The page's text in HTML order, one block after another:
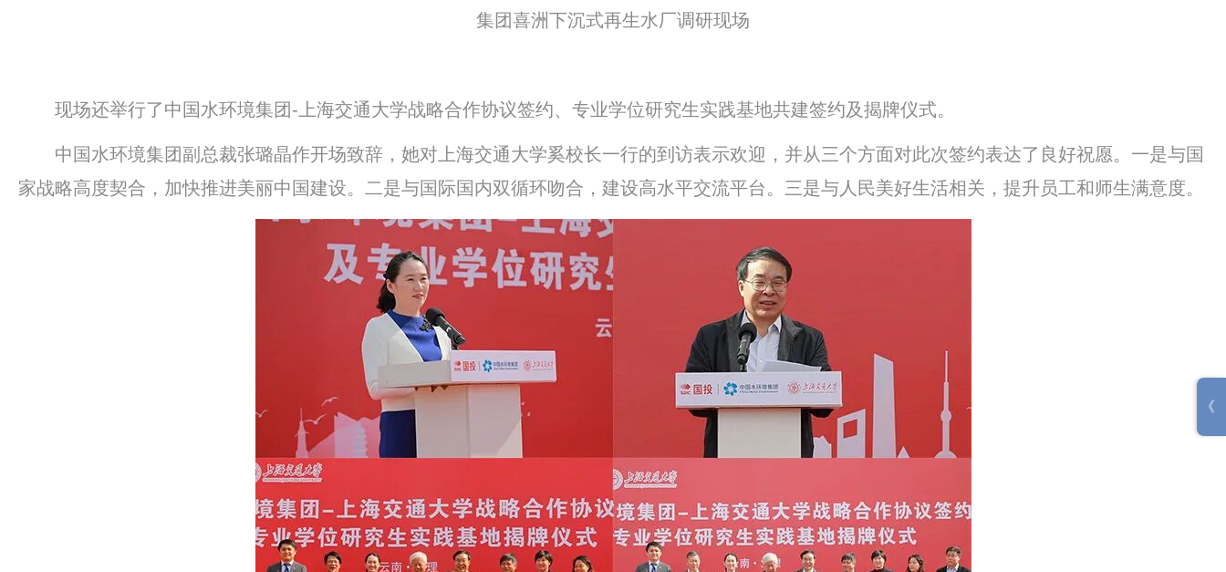
集团喜洲下沉式再生水厂调研现场
现场还举行了中国水环境集团-上海交通大学战略合作协议签约、专业学位研究生实践基地共建签约及揭牌仪式。
中国水环境集团副总裁张璐晶作开场致辞，她对上海交通大学奚校长一行的到访表示欢迎，并从三个方面对此次签约表达了良好祝愿。一是与国
家战略高度契合，加快推进美丽中国建设。二是与国际国内双循环吻合，建设高水平交流平台。三是与人民美好生活相关，提升员工和师生满意度。